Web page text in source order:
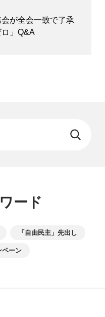
が全会一致で了承
」Q&A
ード
「自由民主」先出し
ペーン